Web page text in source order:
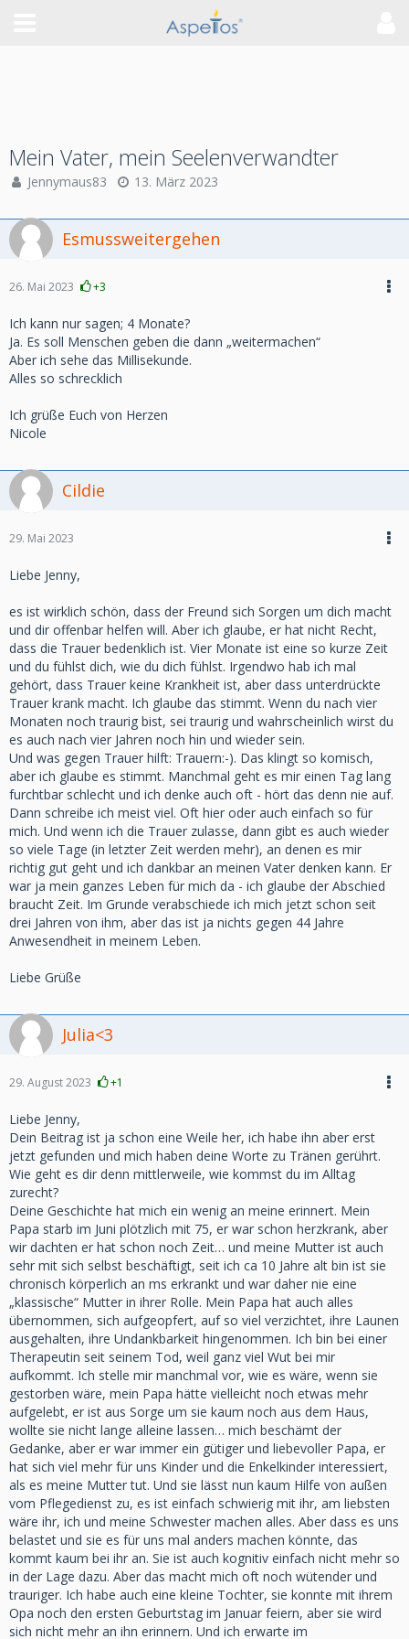
Mein Vater, mein Seelenverwandter
Jennymaus83 13. März 2023
Esmussweitergehen
26. Mai 2023 +3
Ich kann nur sagen; 4 Monate?
Ja. Es soll Menschen geben die dann „weitermachen“
Aber ich sehe das Millisekunde.
Alles so schrecklich
Ich grüße Euch von Herzen
Nicole
Cildie
29. Mai 2023
Liebe Jenny,
es ist wirklich schön, dass der Freund sich Sorgen um dich macht
und dir offenbar helfen will. Aber ich glaube, er hat nicht Recht,
dass die Trauer bedenklich ist. Vier Monate ist eine so kurze Zeit
und du fühlst dich, wie du dich fühlst. Irgendwo hab ich mal
gehört, dass Trauer keine Krankheit ist, aber dass unterdrückte
Trauer krank macht. Ich glaube das stimmt. Wenn du nach vier
Monaten noch traurig bist, sei traurig und wahrscheinlich wirst du
es auch nach vier Jahren noch hin und wieder sein.
Und was gegen Trauer hilft: Trauern:-). Das klingt so komisch,
aber ich glaube es stimmt. Manchmal geht es mir einen Tag lang
furchtbar schlecht und ich denke auch oft - hört das denn nie auf.
Dann schreibe ich meist viel. Oft hier oder auch einfach so für
mich. Und wenn ich die Trauer zulasse, dann gibt es auch wieder
so viele Tage (in letzter Zeit werden mehr), an denen es mir
richtig gut geht und ich dankbar an meinen Vater denken kann. Er
war ja mein ganzes Leben für mich da - ich glaube der Abschied
braucht Zeit. Im Grunde verabschiede ich mich jetzt schon seit
drei Jahren von ihm, aber das ist ja nichts gegen 44 Jahre
Anwesendheit in meinem Leben.
Liebe Grüße
Julia<3
29. August 2023 +1
Liebe Jenny,
Dein Beitrag ist ja schon eine Weile her, ich habe ihn aber erst
jetzt gefunden und mich haben deine Worte zu Tränen gerührt.
Wie geht es dir denn mittlerweile, wie kommst du im Alltag
zurecht?
Deine Geschichte hat mich ein wenig an meine erinnert. Mein
Papa starb im Juni plötzlich mit 75, er war schon herzkrank, aber
wir dachten er hat schon noch Zeit… und meine Mutter ist auch
sehr mit sich selbst beschäftigt, seit ich ca 10 Jahre alt bin ist sie
chronisch körperlich an ms erkrankt und war daher nie eine
„klassische“ Mutter in ihrer Rolle. Mein Papa hat auch alles
übernommen, sich aufgeopfert, auf so viel verzichtet, ihre Launen
ausgehalten, ihre Undankbarkeit hingenommen. Ich bin bei einer
Therapeutin seit seinem Tod, weil ganz viel Wut bei mir
aufkommt. Ich stelle mir manchmal vor, wie es wäre, wenn sie
gestorben wäre, mein Papa hätte vielleicht noch etwas mehr
aufgelebt, er ist aus Sorge um sie kaum noch aus dem Haus,
wollte sie nicht lange alleine lassen… mich beschämt der
Gedanke, aber er war immer ein gütiger und liebevoller Papa, er
hat sich viel mehr für uns Kinder und die Enkelkinder interessiert,
als es meine Mutter tut. Und sie lässt nun kaum Hilfe von außen
vom Pflegedienst zu, es ist einfach schwierig mit ihr, am liebsten
wäre ihr, ich und meine Schwester machen alles. Aber dass es uns
belastet und sie es für uns mal anders machen könnte, das
kommt kaum bei ihr an. Sie ist auch kognitiv einfach nicht mehr so
in der Lage dazu. Aber das macht mich oft noch wütender und
trauriger. Ich habe auch eine kleine Tochter, sie konnte mit ihrem
Opa noch den ersten Geburtstag im Januar feiern, aber sie wird
sich nicht mehr an ihn erinnern. Und ich erwarte im